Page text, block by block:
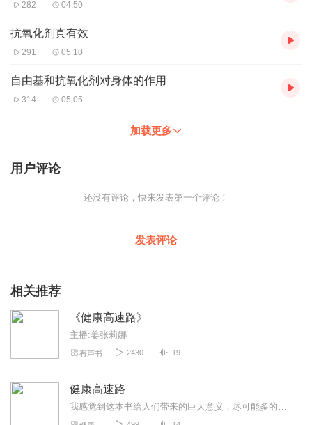
282 04:50
抗氧化剂真有效
291 05:10
自由基和抗氧化剂对身体的作用
314 05:05
加载更多
用户评论
还没有评论，快来发表第一个评论！
发表评论
相关推荐
《健康高速路》
主播:姜张莉娜
有声书 2430 19
健康高速路
我感觉到这本书给人们带来的巨大意义，尽可能多的让普通读者受益对健康的关心，并愿意与全世界为人分享